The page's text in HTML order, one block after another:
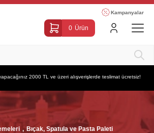
Kampanyalar
0 Ürün
2000 TL ve üzeri alışverişlerde teslimat ücretsiz!
Bıçak, Spatula ve Pasta Paleti